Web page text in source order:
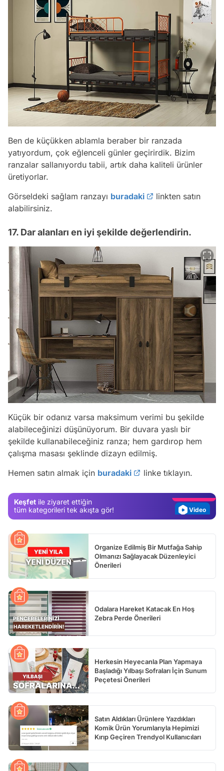
Ben de küçükken ablamla beraber bir ranzada
yatıyordum, çok eğlenceli günler geçirirdik. Bizim
ranzalar sallanıyordu tabii, artık daha kaliteli ürünler
üretiyorlar.
Görseldeki sağlam ranzayı buradaki
linkten satın
alabilirsiniz.
17. Dar alanları en iyi şekilde değerlendirin.
Küçük bir odanız varsa maksimum verimi bu şekilde
alabileceğinizi düşünüyorum. Bir duvara yaslı bir
şekilde kullanabileceğiniz ranza; hem gardırop hem
çalışma masası şeklinde dizayn edilmiş.
Hemen satın almak için buradaki linke tıklayın.
Keşfet ile ziyaret ettiğin
tüm kategorileri tek akışta gör!
Video
Gündem
Video
Organize Edilmiş Bir Mutfağa Sahip
Olmanızı Sağlayacak Düzenleyici
Önerileri
Odalara Hareket Katacak En Hoş
Zebra Perde Önerileri
Herkesin Heyecanla Plan Yapmaya
Başladığı Yılbaşı Sofraları İçin Sunum
Peçetesi Önerileri
Satın Aldıkları Ürünlere Yazdıkları
Komik Ürün Yorumlarıyla Hepimizi
Kırıp Geçiren Trendyol Kullanıcıları